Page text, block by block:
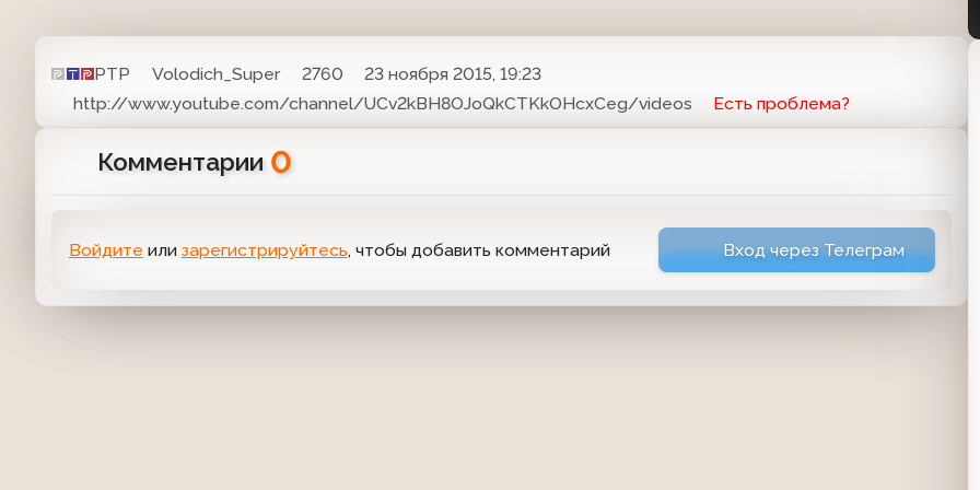
РТР Volodich_Super 2760
23 ноября 2015, 19:23
http://www.youtube.com/channel/UCv2kBH8OJoQkCTKkOHcxCeg/videos
Есть проблема?
Комментарии 0
Войдите или зарегистрируйтесь, чтобы добавить комментарий Вход через Телеграм